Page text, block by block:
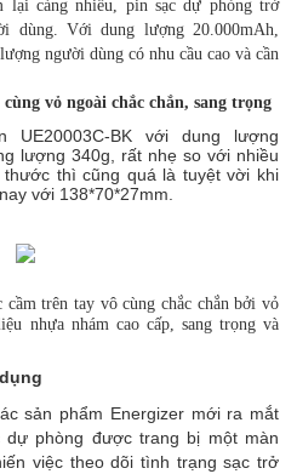
lại càng nhiều, pin sạc dự phòng trở
dùng. Với dung lượng 20.000mAh,
người dùng có nhu cầu cao và cần
vỏ ngoài chắc chắn, sang trọng
BK với dung lượng
lượng 340g, rất nhẹ so với nhiều
thì cũng quá là tuyệt vời khi
với 138*70*27mm.
trên tay vô cùng chắc chắn bởi vỏ
nhựa nhám cao cấp, sang trọng và
sản phẩm Energizer mới ra mắt
phòng được trang bị một màn
việc theo dõi tình trạng sạc trở